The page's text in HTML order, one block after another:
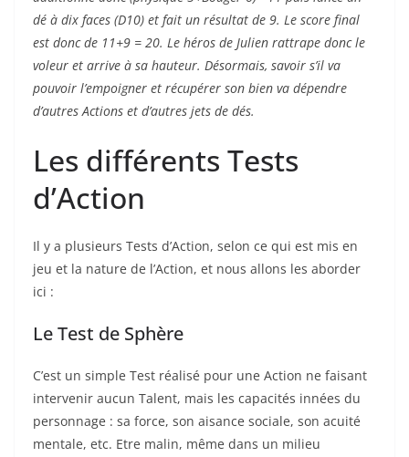
dé à dix faces (D10) et fait un résultat de 9. Le score final
est donc de 11+9 = 20. Le héros de Julien rattrape donc le
voleur et arrive à sa hauteur. Désormais, savoir s’il va
pouvoir l’empoigner et récupérer son bien va dépendre
d’autres Actions et d’autres jets de dés.
Les différents Tests
d’Action
Il y a plusieurs Tests d’Action, selon ce qui est mis en
jeu et la nature de l’Action, et nous allons les aborder
ici :
Le Test de Sphère
C’est un simple Test réalisé pour une Action ne faisant
intervenir aucun Talent, mais les capacités innées du
personnage : sa force, son aisance sociale, son acuité
mentale, etc. Etre malin, même dans un milieu